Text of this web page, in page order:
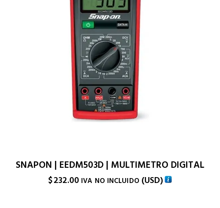
SNAPON | EEDM503D | MULTIMETRO DIGITAL
$232.00 IVA NO INCLUIDO (USD)